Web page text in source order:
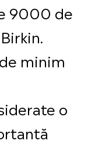
9000 de
minim
o